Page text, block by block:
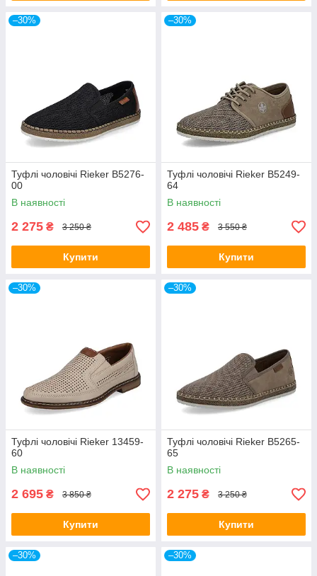
–30%
Туфлі чоловічі Rieker B5276-
00
В наявності
2 275 ₴ 3 250 ₴
Купити
–30%
Туфлі чоловічі Rieker B5249-
64
В наявності
2 485 ₴ 3 550 ₴
Купити
–30%
Туфлі чоловічі Rieker 13459-
60
В наявності
2 695 ₴ 3 850 ₴
Купити
–30%
Туфлі чоловічі Rieker B5265-
65
В наявності
2 275 ₴ 3 250 ₴
Купити
–30% –30%